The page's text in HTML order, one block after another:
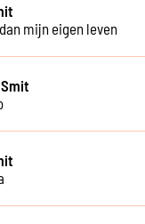
mijn eigen leven